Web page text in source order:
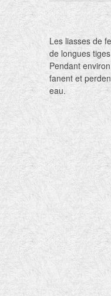
Les liasses de
de longues
Pendant
fanent et
eau.